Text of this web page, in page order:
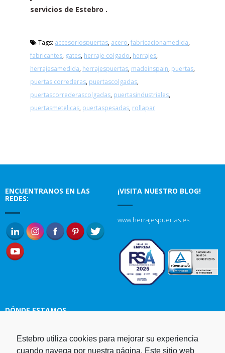
servicios de Estebro .
Tags: accesoriospuertas, acero,fabricacionamedida,
fabricantes, gates, herraje colgado, herrajes,
herrajesamedida, herrajespuertas, madeinspain, puertas,
puertas correderas, puertascolgadas,
puertascorrederascolgadas, puertasindustriales,
puertasmetelicas, puertaspesadas, rollapar
ENCUENTRANOS EN LAS
REDES:
¡VISITA NUESTRO BLOG!
www.herrajespuertas.es
DÓNDE ESTAMOS
Estampaciones EBRO, S.L.
Polg. Ind. Malpica-Alfindén C/H
Estebro utiliza cookies para mejorar su experiencia
cuando navega por nuestra página. Este sitio web